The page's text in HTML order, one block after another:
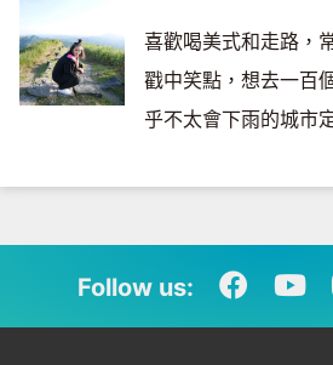
喜歡喝美式和走路，
戳中笑點，想去一百
乎不太會下雨的城市
Follow us: